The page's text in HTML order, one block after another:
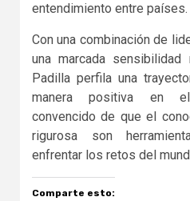
entendimiento entre países.
Con una combinación de
una marcada sensibilidad
Padilla perfila una
manera positiva en el
convencido de que el
rigurosa son
enfrentar los retos del
Comparte esto: